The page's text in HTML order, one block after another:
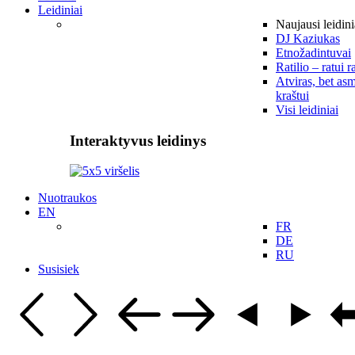
Leidiniai
Naujausi
DJ Kaziukas
Etnožadintuvai
Ratilio – ratui
Atviras, bet
kraštui
Visi leidiniai
Interaktyvus leidinys
Nuotraukos
EN
FR
DE
RU
Susisiek